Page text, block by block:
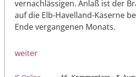
vernachlässigen. Anlaß ist der
auf die Elb-Havelland-Kaserne
Ende vergangenen Monats.
weiter